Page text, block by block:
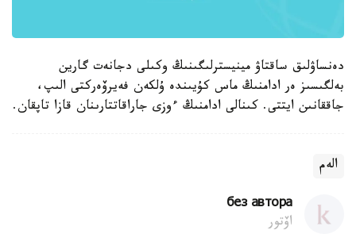
دەنساۋلىق ساقتاۋ مينيسترلىگىنىڭ وكىلى دجانەت گارين
بەلگىسىز ەر ادامنىڭ ماس كۇيىندە ۇلكەن فەيرۆەركتى الىپ،
جاققانىن ايتتى. كىنالى ادامنىڭ ءوزى جاراقاتتارىنان قازا تاپقان.
الەم
без автора
اۆتور